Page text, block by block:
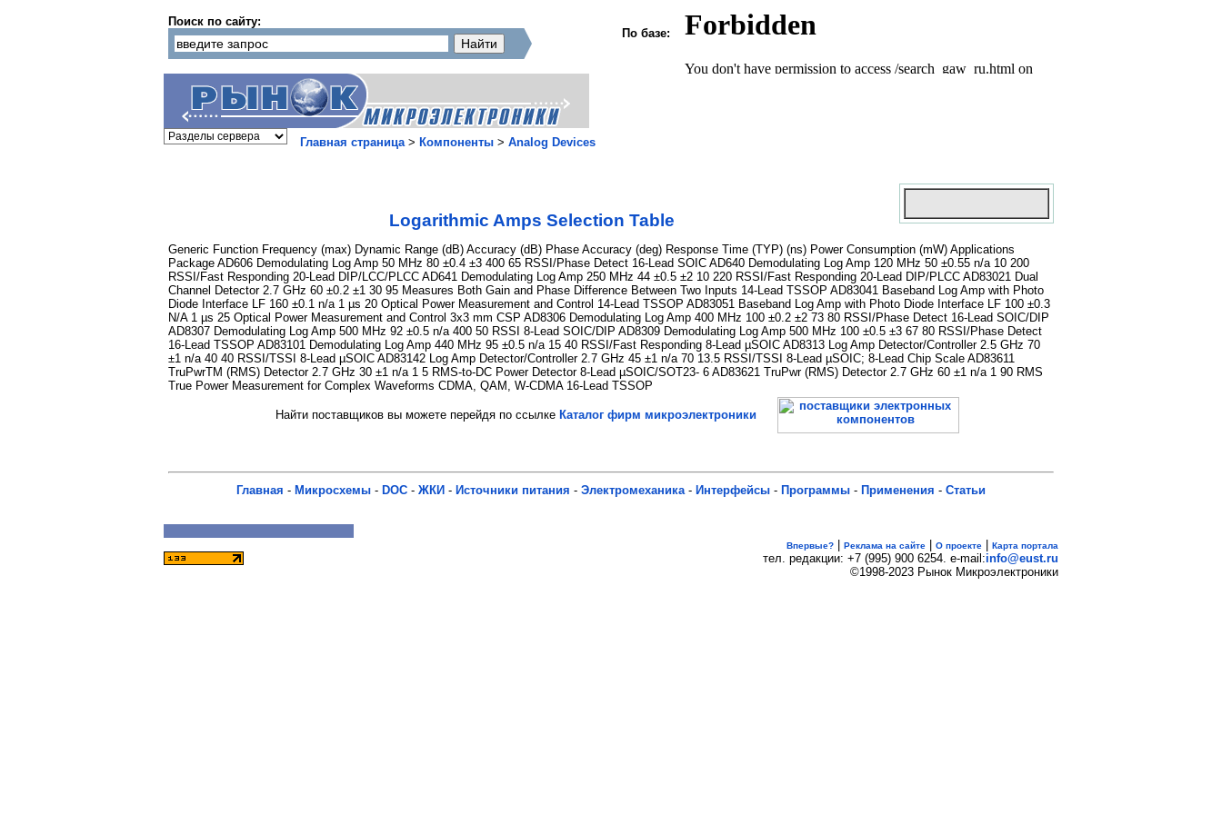
Поиск по сайту:
По базе:
Главная страница> Компоненты > Analog Devices
Logarithmic Amps Selection Table
Generic Function Frequency (max) Dynamic Range (dB) Accuracy (dB) Phase Accuracy (deg) Response Time (TYP) (ns) Power Consumption (mW) Applications
Package AD606 Demodulating Log Amp 50 MHz 80 ±0.4 ±3 400 65 RSSI/Phase Detect 16-Lead SOIC AD640 Demodulating Log Amp 120 MHz 50 ±0.55 n/a 10 200
RSSI/Fast Responding 20-Lead DIP/LCC/PLCC AD641 Demodulating Log Amp 250 MHz 44 ±0.5 ±2 10 220 RSSI/Fast Responding 20-Lead DIP/PLCC AD83021 Dual
Channel Detector 2.7 GHz 60 ±0.2 ±1 30 95 Measures Both Gain and Phase Difference Between Two Inputs 14-Lead TSSOP AD83041 Baseband Log Amp with Photo
Diode Interface LF 160 ±0.1 n/a 1 µs 20 Optical Power Measurement and Control 14-Lead TSSOP AD83051 Baseband Log Amp with Photo Diode Interface LF 100 ±0.3
N/A 1 µs 25 Optical Power Measurement and Control 3x3 mm CSP AD8306 Demodulating Log Amp 400 MHz 100 ±0.2 ±2 73 80 RSSI/Phase Detect 16-Lead SOIC/DIP
AD8307 Demodulating Log Amp 500 MHz 92 ±0.5 n/a 400 50 RSSI 8-Lead SOIC/DIP AD8309 Demodulating Log Amp 500 MHz 100 ±0.5 ±3 67 80 RSSI/Phase Detect
16-Lead TSSOP AD83101 Demodulating Log Amp 440 MHz 95 ±0.5 n/a 15 40 RSSI/Fast Responding 8-Lead µSOIC AD8313 Log Amp Detector/Controller 2.5 GHz 70
±1 n/a 40 40 RSSI/TSSI 8-Lead µSOIC AD83142 Log Amp Detector/Controller 2.7 GHz 45 ±1 n/a 70 13.5 RSSI/TSSI 8-Lead µSOIC; 8-Lead Chip Scale AD83611
TruPwrTM (RMS) Detector 2.7 GHz 30 ±1 n/a 1 5 RMS-to-DC Power Detector 8-Lead µSOIC/SOT23- 6 AD83621 TruPwr (RMS) Detector 2.7 GHz 60 ±1 n/a 1 90 RMS
True Power Measurement for Complex Waveforms CDMA, QAM, W-CDMA 16-Lead TSSOP
Найти поставщиков вы можете перейдя по ссылке Каталог фирм микроэлектроники
Главная - Микросхемы - DOC - ЖКИ - Источники питания - Электромеханика- Интерфейсы - Программы - Применения - Статьи
Впервые? Реклама на сайте О проекте Карта портала
тел. редакции: +7 (995) 900 6254. e-mail:info@eust.ru
©1998-2023 Рынок Микроэлектроники